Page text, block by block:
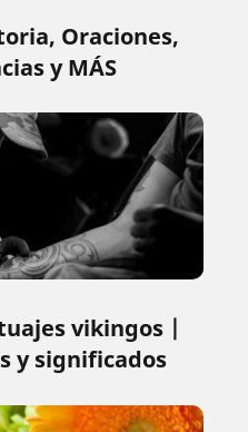
Oraciones,
y MÁS
vikingos |
y significados